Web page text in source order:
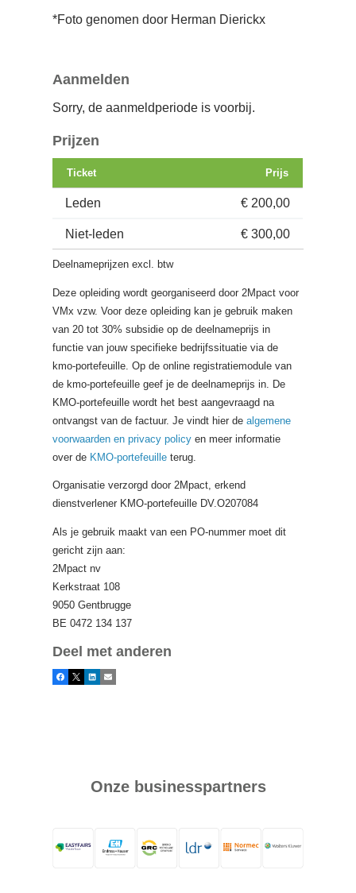
*Foto genomen door Herman Dierickx
Aanmelden
Sorry, de aanmeldperiode is voorbij.
Prijzen
Ticket Prijs
Leden € 200,00
Niet-leden € 300,00
Deelnameprijzen excl. btw
Deze opleiding wordt georganiseerd door 2Mpact voor
VMx vzw. Voor deze opleiding kan je gebruik maken
van 20 tot 30% subsidie op de deelnameprijs in
functie van jouw specifieke bedrijfssituatie via de
kmo-portefeuille. Op de online registratiemodule van
de kmo-portefeuille geef je de deelnameprijs in. De
KMO-portefeuille wordt het best aangevraagd na
ontvangst van de factuur. Je vindt hier dealgemene
voorwaarden en privacy policy en meer informatie
over de KMO-portefeuilleterug.
Organisatie verzorgd door 2Mpact, erkend
dienstverlener KMO-portefeuille DV.O207084
Als je gebruik maakt van een PO-nummer moet dit
gericht zijn aan:
2Mpact nv
Kerkstraat 108
9050 Gentbrugge
BE 0472 134 137
Deel met anderen
Facebook
X LinkedInE-mail
Onze businesspartners